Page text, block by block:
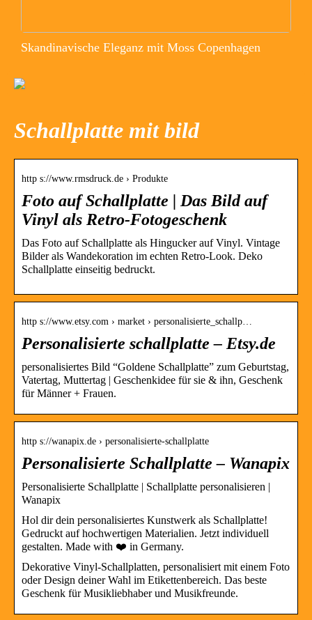
Skandinavische Eleganz mit Moss Copenhagen
Schallplatte mit bild
http s://www.rmsdruck.de › Produkte
Foto auf Schallplatte | Das Bild auf
Vinyl als Retro-Fotogeschenk
Das Foto auf Schallplatte als Hingucker auf Vinyl. Vintage
Bilder als Wandekoration im echten Retro-Look. Deko
Schallplatte einseitig bedruckt.
http s://www.etsy.com › market › personalisierte_schallp…
Personalisierte schallplatte – Etsy.de
personalisiertes Bild “Goldene Schallplatte” zum Geburtstag,
Vatertag, Muttertag | Geschenkidee für sie & ihn, Geschenk
für Männer + Frauen.
http s://wanapix.de › personalisierte-schallplatte
Personalisierte Schallplatte – Wanapix
Personalisierte Schallplatte | Schallplatte personalisieren |
Wanapix
Hol dir dein personalisiertes Kunstwerk als Schallplatte!
Gedruckt auf hochwertigen Materialien. Jetzt individuell
gestalten. Made with ❤️ in Germany.
Dekorative Vinyl-Schallplatten, personalisiert mit einem Foto
oder Design deiner Wahl im Etikettenbereich. Das beste
Geschenk für Musikliebhaber und Musikfreunde.